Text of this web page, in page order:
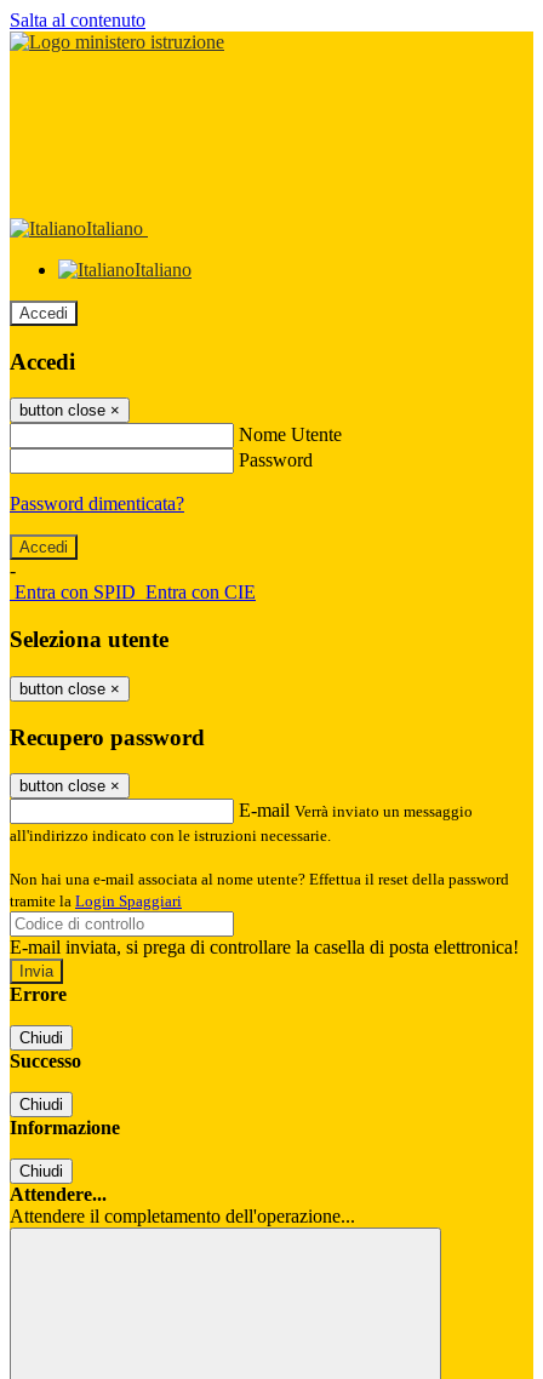
Salta al contenuto
Italiano
Italiano
Accedi
Accedi
button close ×
Nome Utente
Password
Password dimenticata?
-
Entra con SPID Entra con CIE
Seleziona utente
button close ×
Recupero password
button close ×
E-mail Verrà inviato un messaggio
all'indirizzo indicato con le istruzioni necessarie.
Non hai una e-mail associata al nome utente? Effettua il reset della password
tramite la Login Spaggiari
E-mail inviata, si prega di controllare la casella di posta elettronica!
Errore
Chiudi
Successo
Chiudi
Informazione
Chiudi
Attendere...
Attendere il completamento dell'operazione...